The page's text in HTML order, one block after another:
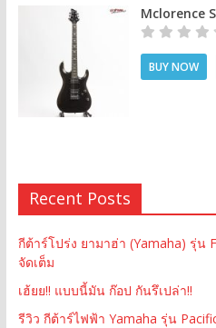
Mclorence
BUY NOW
Recent Posts
กีต้าร์โปร่ง ยามาฮ่า (Yamaha) รุ่น
จัดเต็ม
เฮ้ยย!! แบบนี้มัน ก๊อป กันรึเปล่า!!
รีวิว กีต้าร์ไฟฟ้า Yamaha รุ่น